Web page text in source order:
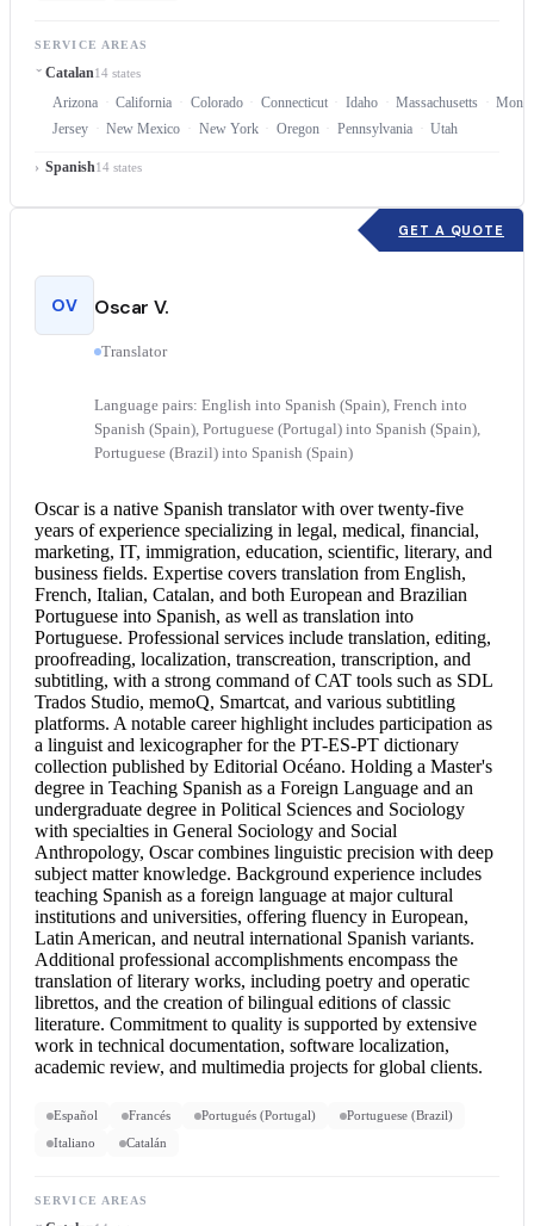
SERVICE AREAS
Catalan14 states
Arizona California Colorado Connecticut Idaho Massachusetts
Jersey
New Mexico New York Oregon Pennsylvania Utah
Spanish14 states
GET A QUOTE
OV Oscar V.
Translator
Language pairs: English into Spanish (Spain), French into
Spanish (Spain), Portuguese (Portugal) into Spanish (Spain),
Portuguese (Brazil) into Spanish (Spain)
Oscar is a native Spanish translatorwith over twenty-five
years of experience specializing in legal, medical, financial,
marketing, IT, immigration, education, scientific, literary, and
business fields. Expertise covers translation from English,
French, Italian, Catalan, and both European and Brazilian
Portuguese into Spanish, as well as translation into
Portuguese. Professional services include translation, editing,
proofreading, localization, transcreation, transcription, and
subtitling, with a strong command of CAT tools such as SDL
Trados Studio, memoQ, Smartcat, and various subtitling
platforms. A notable career highlight includes participation as
a linguist and lexicographer for the PT-ES-PT dictionary
collection published by Editorial Océano. Holding a Master's
degree in Teaching Spanish as a Foreign Language and an
undergraduate degree in Political Sciences and Sociology
with specialties in General Sociology and Social
Anthropology, Oscar combines linguistic precision with deep
subject matter knowledge. Background experience includes
teaching Spanish as a foreign language at major cultural
institutions and universities, offering fluency in European,
Latin American, and neutral international Spanish variants.
Additional professional accomplishments encompass the
translation of literary works, including poetry and operatic
librettos, and the creation of bilingual editions of classic
literature. Commitment to quality is supported by extensive
work in technical documentation, software localization,
academic review, and multimedia projects for global clients.
Español Francés Portugués (Portugal)
Portuguese (Brazil)
Italiano
Catalán
SERVICE AREAS